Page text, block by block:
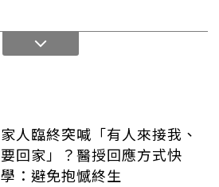
家人臨終突喊「有人來接我、
要回家」？醫授回應方式快
學：避免抱憾終生